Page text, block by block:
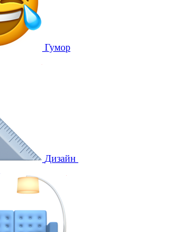
Гумор
Дизайн